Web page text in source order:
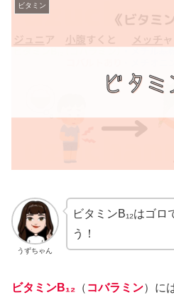
ビタミン
うずちゃん
ビタミンB₁₂はゴロ
う！
ビタミンB₁₂ （ コバラミン）に